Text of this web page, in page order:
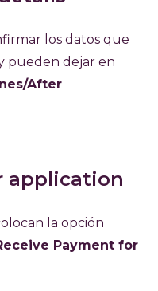
los datos que
pueden dejar en
After
application
la opción
Payment for